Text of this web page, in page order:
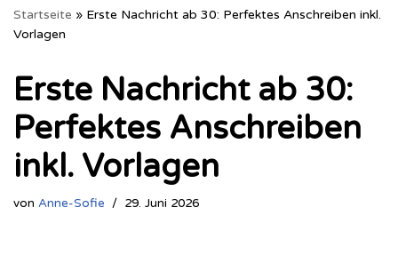
Startseite » Erste Nachricht ab 30: Perfektes Anschreiben inkl.
Vorlagen
Erste Nachricht ab 30:
Perfektes Anschreiben
inkl. Vorlagen
von Anne-Sofie 29. Juni 2026